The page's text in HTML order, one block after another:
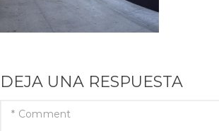
DEJA UNA RESPUESTA